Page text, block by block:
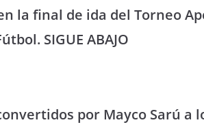
la final de ida del Torneo
SIGUE ABAJO
por Mayco Sarú a